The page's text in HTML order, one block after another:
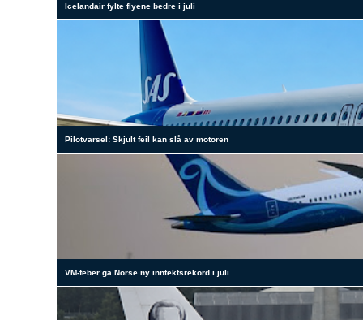
Icelandair fylte flyene bedre i juli
Pilotvarsel: Skjult feil kan slå av motoren
VM-feber ga Norse ny inntektsrekord i juli